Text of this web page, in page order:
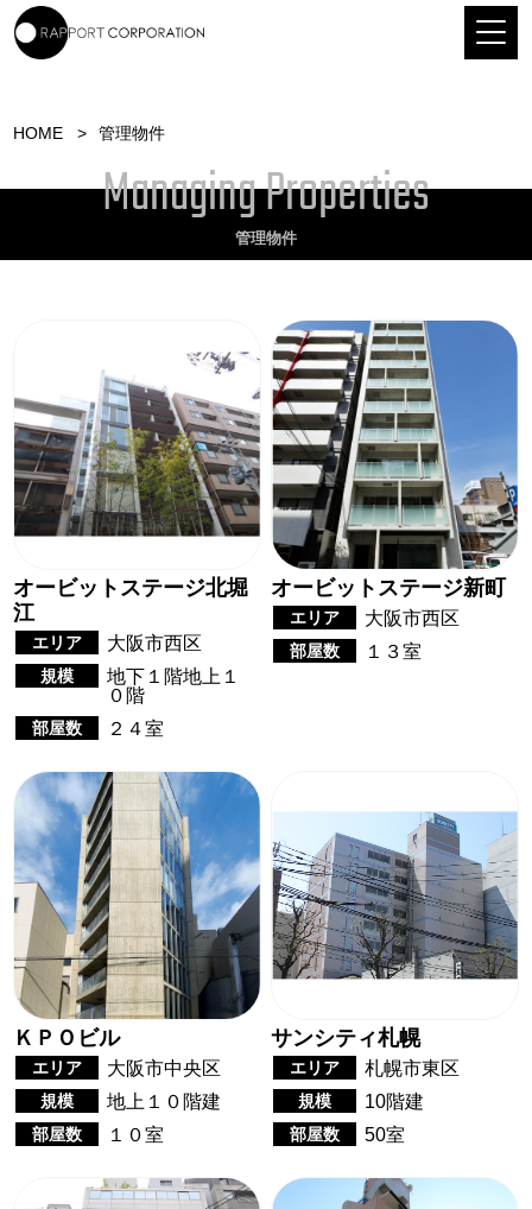
HOME 管理物件
Managing Properties
管理物件
オービットステージ北堀
江
エリア 大阪市西区
規模
地下１階地上１
０階
部屋数 ２４室
オービットステージ新町
エリア 大阪市西区
部屋数 １３室
ＫＰＯビル
エリア 大阪市中央区
規模 地上１０階建
部屋数 １０室
サンシティ札幌
エリア 札幌市東区
規模 10階建
部屋数 50室